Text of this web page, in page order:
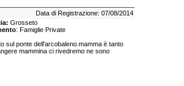
Data di Registrazione: 07/08/2014
Grosseto
: Famiglie Private
sul ponte dell'arcobaleno.mamma è tanto
mammina ci rivedremo ne sono